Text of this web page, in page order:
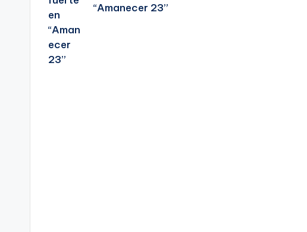
“Amanecer 23”